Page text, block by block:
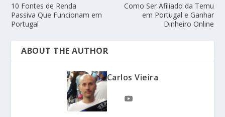
10 Fontes de Renda
Passiva Que Funcionam em
Portugal
Como Ser Afiliado da Temu
em Portugal e Ganhar
Dinheiro Online
ABOUT THE AUTHOR
Carlos Vieira